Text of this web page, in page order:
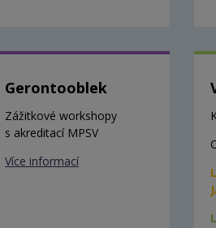
Gerontooblek
Zážitkové workshopy
s akreditací MPSV
Více informací